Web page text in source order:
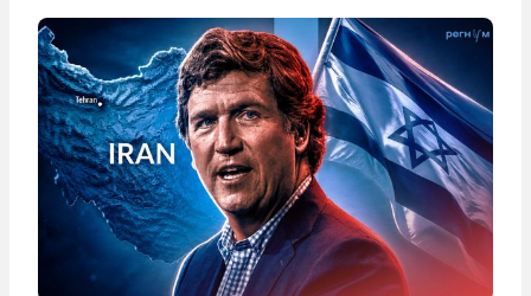
У пилота — младшего лейтенанта...